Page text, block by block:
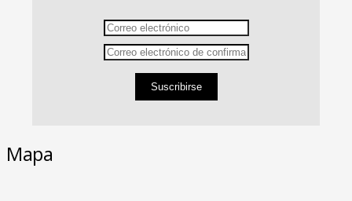
Suscribirse
Mapa